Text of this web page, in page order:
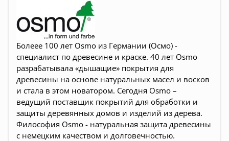
Болеее 100 лет Osmo из Германии (Осмо) -
специалист по древесине и краске. 40 лет Osmo
разрабатывала «дышащие» покрытия для
древесины на основе натуральных масел и восков
и стала в этом новатором. Сегодня Osmo –
ведущий поставщик покрытий для обработки и
защиты деревянных домов и изделий из дерева.
Философия Osmo - натуральная защита древесины
с немецким качеством и долговечностью.